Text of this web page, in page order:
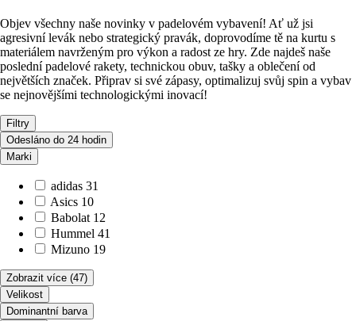
Objev všechny naše novinky v padelovém vybavení! Ať už jsi
agresivní levák nebo strategický pravák, doprovodíme tě na kurtu s
materiálem navrženým pro výkon a radost ze hry. Zde najdeš naše
poslední padelové rakety, technickou obuv, tašky a oblečení od
největších značek. Připrav si své zápasy, optimalizuj svůj spin a vybav
se nejnovějšími technologickými inovací!
Filtry
Odesláno do 24 hodin
Marki
adidas 31
Asics 10
Babolat 12
Hummel 41
Mizuno 19
Zobrazit více (47)
Velikost
Dominantní barva